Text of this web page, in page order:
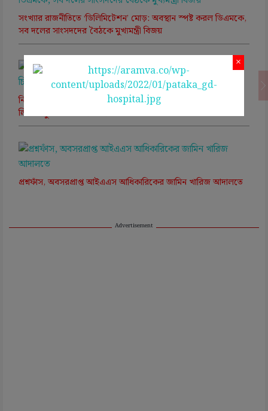
সংখ্যার রাজনীতিতে ‘ডিলিমিটেশন’ মোড়: অবস্থান স্পষ্ট করল ডিএমকে,
সব দলের সাংসদদের বৈঠকে মুখ্যমন্ত্রী বিজয়
নিট প্রশ্নফাঁস কাণ্ডে সিবিআইয়ের চার্জশিটে চাঞ্চল্যকর তথ্য, চিরকুটে
লিখে পড়ুয়াদের কাছে পৌঁছত প্রশ্নের উত্তর
প্রশ্নফাঁস, অবসরপ্রাপ্ত আইএএস আধিকারিকের জামিন খারিজ আদালতে
Advertisement
×